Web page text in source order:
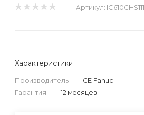
Артикул: IC610CHS111
Характеристики
Производитель — GE Fanuc
Гарантия — 12 месяцев